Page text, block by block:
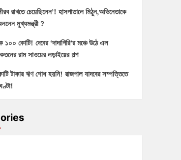
রাখতে চেয়েছিলেন’! হাসপাতালে মিঠুন,অভিনেতাকে
মুখ্যমন্ত্রী ?
১০০ কোটি! দেবের ‘দাদাগিরি’র মঞ্চে উঠে এল
রাম সাওয়ের লড়াইয়ের গল্প
টাকার ঋণ শোধ হয়নি! রাজপাল যাদবের সম্পত্তিতে